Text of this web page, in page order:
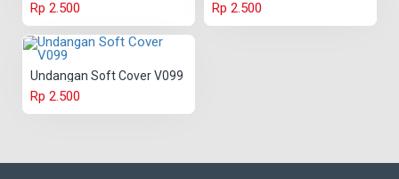
Rp 2.500 Rp 2.500
Undangan Soft Cover V099
Rp 2.500